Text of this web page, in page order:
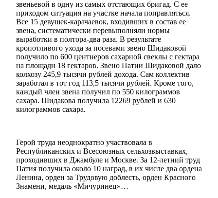
звеньевой в одну из самых отстающих бригад. С ее
приходом ситуация на участке начала поправляться.
Все 15 девушек-карачаевок, входивших в состав ее
звена, систематически перевыполняли нормы
выработки в полтора-два раза. В результате
кропотливого ухода за посевами звено Шидаковой
получило по 600 центнеров сахарной свеклы с гектара
на площади 18 гектаров. Звено Патии Шидаковой дало
колхозу 245,9 тысячи рублей дохода. Сам коллектив
заработал в тот год 113,5 тысячи рублей. Кроме того,
каждый член звена получил по 550 килограммов
сахара. Шидакова получила 12269 рублей и 630
килограммов сахара.
Герой труда неоднократно участвовала в
Республиканских и Всесоюзных сельхозвыставках,
проходивших в Джамбуле и Москве. За 12-летний труд
Патия получила около 10 наград, в их числе два ордена
Ленина, орден за Трудовую доблесть, орден Красного
Знамени, медаль «Мичуринец»…
Администрация